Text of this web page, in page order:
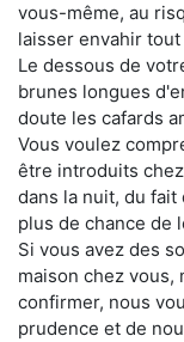
vous-même, au
laisser envahir
Le dessous de
brunes longues
doute les cafards
Vous voulez
être introduits
dans la nuit, du
plus de chance de
Si vous avez des
maison chez vous,
confirmer, nous
prudence et de